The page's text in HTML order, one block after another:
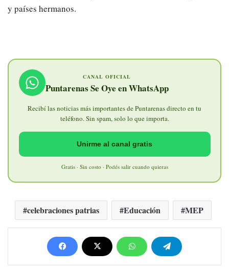
y países hermanos.
CANAL OFICIAL
Puntarenas Se Oye en WhatsApp
Recibí las noticias más importantes de Puntarenas directo en tu
teléfono. Sin spam, solo lo que importa.
Unirme al canal gratis
Gratis · Sin costo · Podés salir cuando quieras
celebraciones patrias Educación MEP